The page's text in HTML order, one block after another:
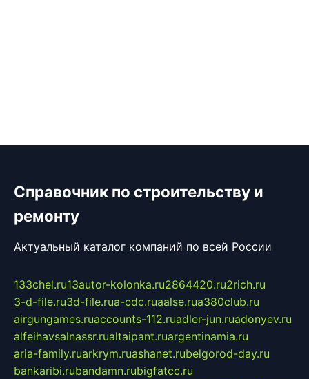
Справочник по строительству и
ремонту
Актуальный каталог компаний по всей России
133chel.ru13autor-kolonka.ru2864420.ru2rich.ru
3-d-file.ru3d-file.rua-cdc.ruaalse.rua380club.ru
airgungames.ruaccounts-112.ruadler-jun.ruadonyev.ru
alfeihavsalnassr.rualtaipant.ruargentinamia.ru
aria-family.ruarkrym.ruashanet.rubelgorod-day.ru
bankaribi.rubandamn.rubigfatcc.ru